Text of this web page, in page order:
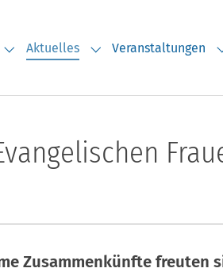
Submenu for "Über uns"
Aktuelles
Submenu for
Veranstaltungen
Zusammenkünfte freuten